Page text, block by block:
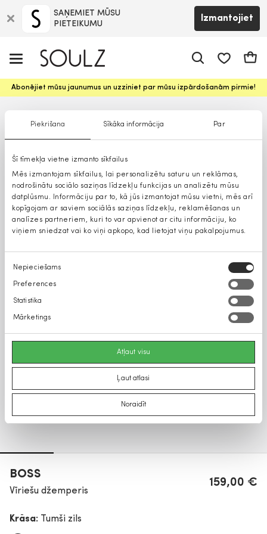
Piekrišana Sīkāka informācija Par
Šī tīmekļa vietne izmanto sīkfailus
Mēs izmantojam sīkfailus, lai personalizētu saturu un reklāmas,
nodrošinātu sociālo saziņas līdzekļu funkcijas un analizētu mūsu
datplūsmu. Informāciju par to, kā jūs izmantojat mūsu vietni, mēs arī
kopīgojam ar saviem sociālās saziņas līdzekļu, reklamēšanas un
analīzes partneriem, kuri to var apvienot ar citu informāciju, ko
viņiem sniedzat vai ko viņi apkopo, kad lietojat viņu pakalpojumus.
Piekrišanas
izvēle
Nepieciešams
Preferences
Statistika
Mārketings
Atļaut visu
Ļaut atlasi
Noraidīt
SAŅEMIET MŪSU
PIETEIKUMU
Izmantojiet
Abonējiet mūsu jaunumus un uzziniet par mūsu izpārdošanām pirmie!
BOSS
Vīriešu džemperis
159,00 €
Krāsa: Tumši zils